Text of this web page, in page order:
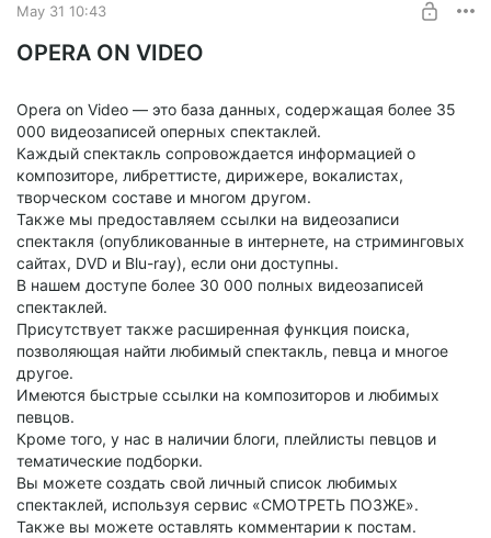
Введите ваши личные и платежные данные.
Нажмите «ПОЖЕРТВОВАТЬ».
После этого вы получите электронное письмо со ссылкой
рабочего дня.
Для отправки ссылки по электронной почте мы
используемswisstransfer.com
May 31 10:43
OPERA ON VIDEO
Opera on Video — это база данных, содержащая более 35
000 видеозаписей оперных спектаклей.
Каждый спектакль сопровождается информацией о
композиторе, либреттисте, дирижере, вокалистах,
творческом составе и многом другом.
Также мы предоставляем ссылки на видеозаписи
спектакля (опубликованные в интернете, на стриминговых
сайтах, DVD и Blu-ray), если они доступны.
В нашем доступе более 30 000 полных видеозаписей
спектаклей.
Присутствует также расширенная функция поиска,
позволяющая найти любимый спектакль, певца и многое
другое.
Имеются быстрые ссылки на композиторов и любимых
певцов.
Кроме того, у нас в наличии блоги, плейлисты певцов и
тематические подборки.
Вы можете создать свой личный список любимых
спектаклей, используя сервис «СМОТРЕТЬ ПОЗЖЕ».
Также вы можете оставлять комментарии к постам.